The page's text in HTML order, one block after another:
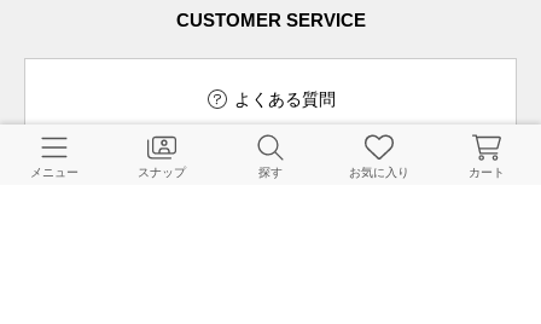
CUSTOMER SERVICE
よくある質問
メニュー スナップ 探す お気に入り カート